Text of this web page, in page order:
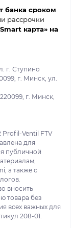
банка сроком
рассрочки
карта» на
г. Ступино
г. Минск, ул.
г. Минск,
Ventil FTV
для
публичной
а также с
вносить
товара без
всех важных для
208-01.